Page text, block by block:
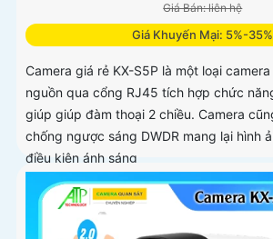
Giá Bán: liên hệ
Giá Khuyến Mại: 5%-35%
Camera giá rẻ KX-S5P là một loại
nguồn qua cổng RJ45 tích hợp chức
giúp giúp đàm thoại 2 chiều. Camera
chống ngược sáng DWDR mang lại hình
điều kiện ánh sáng